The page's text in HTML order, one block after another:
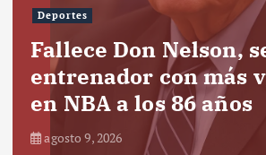
Deportes
Fallece Don Nelson,
entrenador con más
en NBA a los 86 años
agosto 9, 2026